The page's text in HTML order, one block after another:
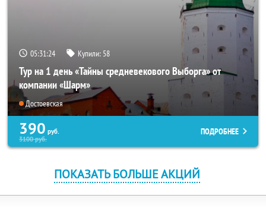
05:31:24 Купили: 58
Тур на 1 день «Тайны средневекового Выборга» от
компании «Шарм»
Достоевская
390 руб.
3100руб.
ПОДРОБНЕЕ
ПОКАЗАТЬ БОЛЬШЕ АКЦИЙ